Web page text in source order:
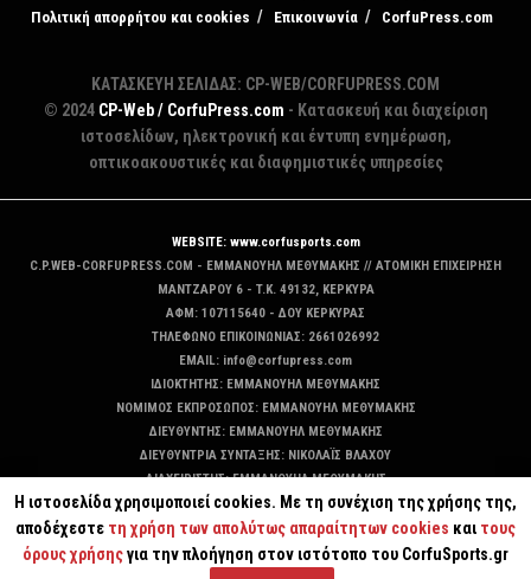
Πολιτική απορρήτου και cookies
Επικοινωνία CorfuPress.com
ΚΑΤΑΣΚΕΥΗ ΣΕΛΙΔΑΣ: CP-WEB/CORFUPRESS.COM
© 2024 CP-Web / CorfuPress.com - Κατασκευή και διαχείριση
ιστοσελίδων, ηλεκτρονική και έντυπη ενημέρωση,
οπτικοακουστικές και διαφημιστικές υπηρεσίες
WEBSITE: www.corfusports.com
C.P.WEB-CORFUPRESS.COM - ΕΜΜΑΝΟΥΗΛ ΜΕΘΥΜΑΚΗΣ // ΑΤΟΜΙΚΗ ΕΠΙΧΕΙΡΗΣΗ
MANTZAΡΟΥ 6 - T.K. 49132, ΚΕΡΚΥΡΑ
ΑΦΜ: 107115640 - ΔΟΥ ΚΕΡΚΥΡΑΣ
ΤΗΛΕΦΩΝΟ ΕΠΙΚΟΙΝΩΝΙΑΣ: 2661026992
EMAIL: info@corfupress.com
ΙΔΙΟΚΤΗΤΗΣ: EMMANOYΗΛ ΜΕΘΥΜΑΚΗΣ
ΝΟΜΙΜΟΣ ΕΚΠΡΟΣΩΠΟΣ: EMMANOYΗΛ ΜΕΘΥΜΑΚΗΣ
ΔΙΕΥΘΥΝΤΗΣ: EMMANOYΗΛ ΜΕΘΥΜΑΚΗΣ
ΔΙΕΥΘΥΝΤΡΙΑ ΣΥΝΤΑΞΗΣ: ΝΙΚΟΛΑΪΣ ΒΛΑΧΟΥ
ΔΙΑΧΕΙΡΙΣΤΗΣ: EMMANOYΗΛ ΜΕΘΥΜΑΚΗΣ
ΔΙΚΑΙΟΥΧΟΣ DOMAIN: ΕΜΜΑΝΟΥΗΛ ΜΕΘΥΜΑΚΗΣ
Η ιστοσελίδα χρησιμοποιεί cookies. Με τη συνέχιση της χρήσης της,
αποδέχεστε τη χρήση των απολύτως απαραίτητων cookies και τους
όρους χρήσηςγια την πλοήγηση στον ιστότοπο του CorfuSports.gr